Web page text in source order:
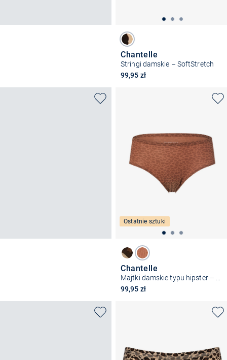
Chantelle
Stringi damskie – SoftStretch
99,95 zł
Ostatnie sztuki
Chantelle
99,95 zł